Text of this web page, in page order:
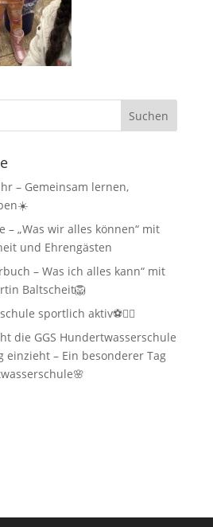
– Gemeinsam lernen,
– „Was wir alles können“ mit
und Ehrengästen
– Was ich alles kann“ mit
Baltscheit🦁
sportlich aktiv⚽🏃‍♂️
die GGS Hundertwasserschule
einzieht – Ein besonderer Tag